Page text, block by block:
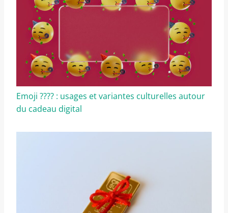
Emoji ???? : usages et variantes culturelles autour
du cadeau digital